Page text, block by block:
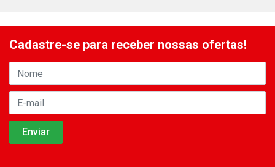
Cadastre-se para receber nossas ofertas!